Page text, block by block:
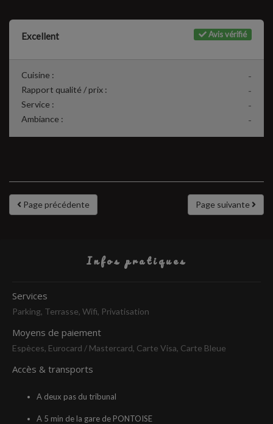
Avis vérifié
Excellent
-
Cuisine :
-
Rapport qualité / prix :
-
Service :
-
Ambiance :
Page suivante
Page précédente
Infos pratiques
Services
Parking, Terrasse, Wifi, Privatisation
Moyens de paiement
Espèces, Eurocard / Mastercard, Carte Visa, Carte Bleue
Accès & transports
A deux pas du tribunal
A 5 min de la gare de PONTOISE